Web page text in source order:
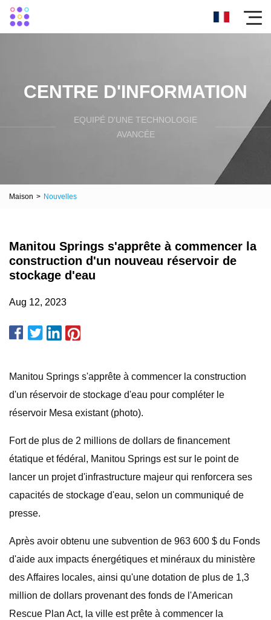
CENTRE D'INFORMATION
EQUIPÉ D'UNE TECHNOLOGIE
AVANCÉE
Maison > Nouvelles
Manitou Springs s'apprête à commencer la
construction d'un nouveau réservoir de
stockage d'eau
Aug 12, 2023
Manitou Springs s'apprête à commencer la construction
d'un réservoir de stockage d'eau pour compléter le
réservoir Mesa existant (photo).
Fort de plus de 2 millions de dollars de financement
étatique et fédéral, Manitou Springs est sur le point de
lancer un projet d'infrastructure majeur qui renforcera ses
capacités de stockage d'eau, selon un communiqué de
presse.
Après avoir obtenu une subvention de 963 600 $ du Fonds
d'aide aux impacts énergétiques et minéraux du ministère
des Affaires locales, ainsi qu'une dotation de plus de 1,3
million de dollars provenant des fonds de l'American
Rescue Plan Act, la ville est prête à commencer la